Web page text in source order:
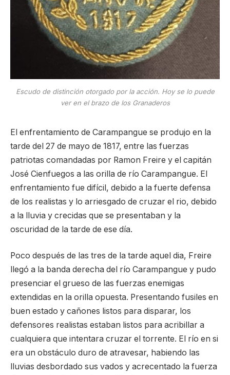
Escudo de distinción otorgado por la acción. Hoy se lo puede
ver en el brazo de los Granaderos
El enfrentamiento de Carampangue se produjo en la
tarde del 27 de mayo de 1817, entre las fuerzas
patriotas comandadas por Ramon Freire y el capitán
José Cienfuegos a las orilla de río Carampangue. El
enfrentamiento fue difícil, debido a la fuerte defensa
de los realistas y lo arriesgado de cruzar el rio, debido
a la lluvia y crecidas que se presentaban y la
oscuridad de la tarde de ese día.
Poco después de las tres de la tarde aquel dia, Freire
llegó a la banda derecha del río Carampangue y pudo
presenciar el grueso de las fuerzas enemigas
extendidas en la orilla opuesta. Presentando fusiles en
buen estado y cañones listos para disparar, los
defensores realistas estaban listos para acribillar a
cualquiera que intentara cruzar el torrente. El río en si
era un obstáculo duro de atravesar, habiendo las
lluvias desbordado sus vados y acrecentado la fuerza